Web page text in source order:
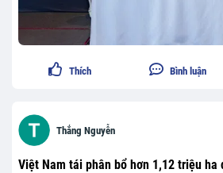
Thích Bình luận
Thắng Nguyễn
Việt Nam tái phân bổ hơn 1,12 triệu ha